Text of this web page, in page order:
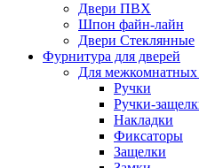
Двери ПВХ
Шпон файн-лайн
Двери Стеклянные
Фурнитура для дверей
Для межкомнатных
Ручки
Ручки-
Накладки
Фиксаторы
Защелки